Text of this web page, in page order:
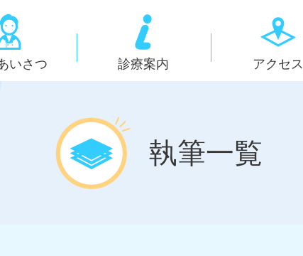
いさつ 診療案内 アクセス
執筆一覧